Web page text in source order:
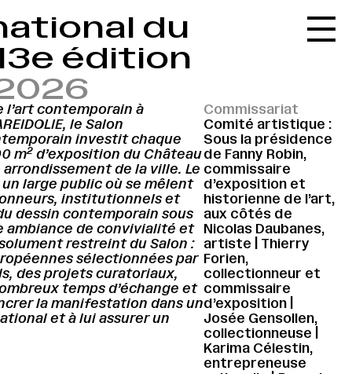
Accueil
Le réseau
La carte
Le festival
Le lieu
Les ressources
Le journal
Contact
Recherche
du
édition
l’art contemporain à
le Salon
investit chaque
m2d’exposition du Château
de la ville. Le
large public où se mêlent
institutionnels et
dessin contemporain sous
ambiance de convivialité et
restreint du Salon :
sélectionnées par
des projets curatoriaux,
temps d’échange et
la manifestation dans un
et à lui assurer un
Commissariat
Comité artistique :
Sous la présidence
de Fanny Robin,
commissaire
d’exposition et
historienne de l’art,
aux côtés de
Nicolas Daubanes,
artiste | Thierry
Forien,
collectionneur et
commissaire
d’exposition |
Josée Gensollen,
collectionneuse |
Karima Célestin,
entrepreneuse